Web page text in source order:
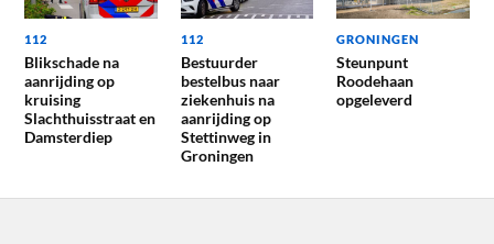
112
Blikschade na
aanrijding op
kruising
Slachthuisstraat en
Damsterdiep
112
Bestuurder
bestelbus naar
ziekenhuis na
aanrijding op
Stettinweg in
Groningen
GRONINGEN
Steunpunt
Roodehaan
opgeleverd